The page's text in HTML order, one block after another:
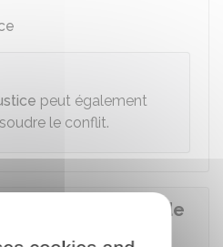
peut également
le conflit.
la procédure de
?